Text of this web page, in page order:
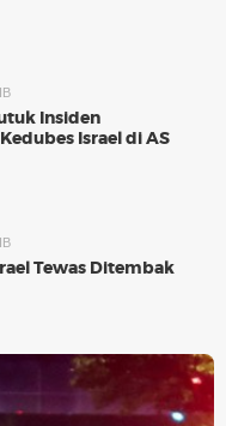
Insiden
Israel di AS
Tewas Ditembak